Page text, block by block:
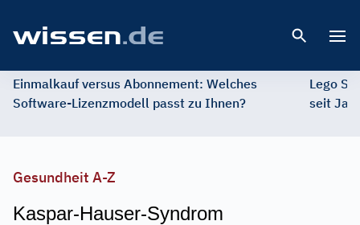
Einmalkauf versus Abonnement: Welches
Software-Lizenzmodell passt zu Ihnen?
Lego
seit
Gesundheit A-Z
Kaspar-Hauser-Syndrom